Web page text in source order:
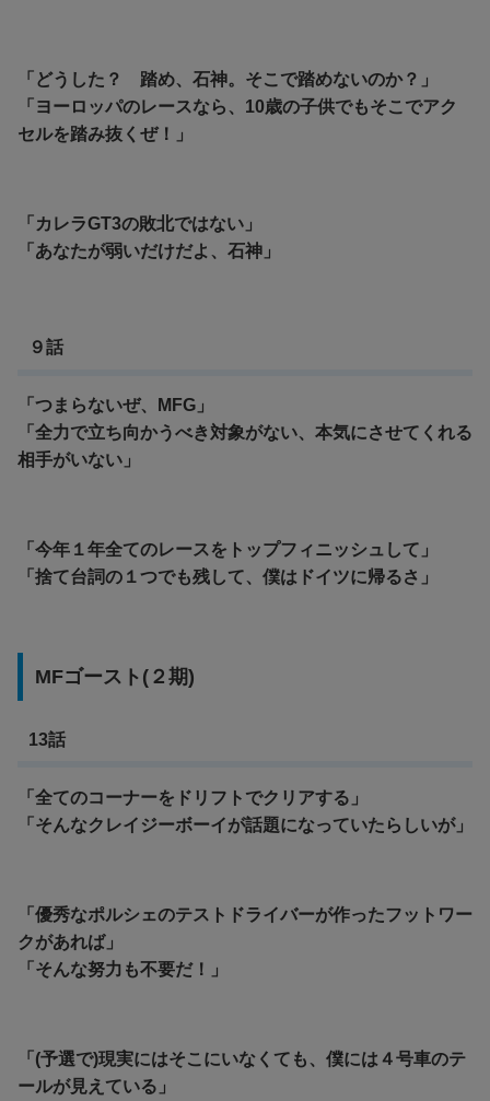
「どうした？ 踏め、石神。そこで踏めないのか？」
「ヨーロッパのレースなら、10歳の子供でもそこでアク
セルを踏み抜くぜ！」
「カレラGT3の敗北ではない」
「あなたが弱いだけだよ、石神」
９話
「つまらないぜ、MFG」
「全力で立ち向かうべき対象がない、本気にさせてくれる
相手がいない」
「今年１年全てのレースをトップフィニッシュして」
「捨て台詞の１つでも残して、僕はドイツに帰るさ」
MFゴースト(２期)
13話
「全てのコーナーをドリフトでクリアする」
「そんなクレイジーボーイが話題になっていたらしいが」
「優秀なポルシェのテストドライバーが作ったフットワー
クがあれば」
「そんな努力も不要だ！」
「(予選で)現実にはそこにいなくても、僕には４号車のテ
ールが見えている」